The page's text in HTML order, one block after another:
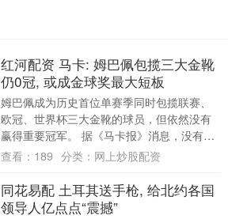
红河配资 马卡: 姆巴佩包揽三大金靴
仍0冠, 或成金球奖最大短板
姆巴佩成为历史首位单赛季同时包揽联赛、
欧冠、世界杯三大金靴的球员，但依然没有
赢得重要冠军。 据《马卡报》消息，没有哪
位球员曾在单赛季同时成为联赛、欧冠和世
查看： 189 分类： 网上炒股配资
同花易配 土耳其送手枪, 给北约各国
领导人亿点点“震撼”